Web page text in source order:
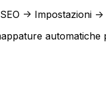
-> Impostazioni -
automatiche